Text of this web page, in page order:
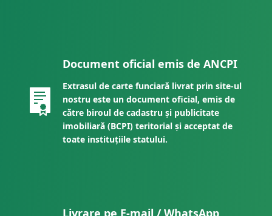
Document oficial emis de ANCPI
Extrasul de carte funciară livrat prin site-ul
nostru este un document oficial, emis de
către biroul de cadastru și publicitate
imobiliară (BCPI) teritorial și acceptat de
toate instituțiile statului.
Livrare pe E-mail / WhatsApp